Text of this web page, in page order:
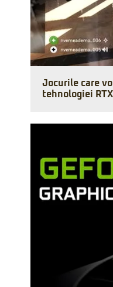
Jocurile care
tehnologiei